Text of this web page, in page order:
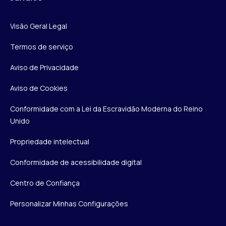
Visão Geral Legal
Termos de serviço
Aviso de Privacidade
Aviso de Cookies
Conformidade com a Lei da Escravidão Moderna do Reino
Unido
Propriedade intelectual
Conformidade de acessibilidade digital
Centro de Confiança
Personalizar Minhas Configurações